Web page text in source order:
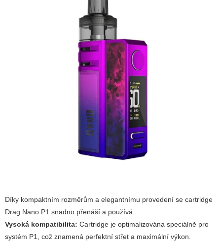
Díky kompaktním rozměrům a elegantnímu provedení se cartridge
Drag Nano P1 snadno přenáší a používá.
Vysoká kompatibilita: Cartridge je optimalizována speciálně pro
systém P1, což znamená perfektní střet a maximální výkon.